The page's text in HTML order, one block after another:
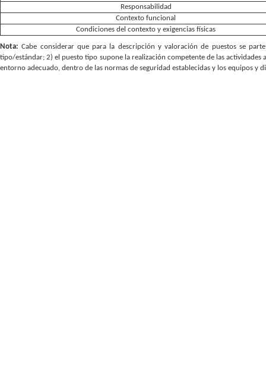
Responsabilidad
Contexto funcional
Condiciones del contexto y exigencias físicas
Nota:Cabe considerar que para la descripción y valoración de puestos se
tipo/estándar; 2) el puesto tipo supone la realización competente de las
entorno adecuado, dentro de las normas de seguridad establecidas y los equipos y